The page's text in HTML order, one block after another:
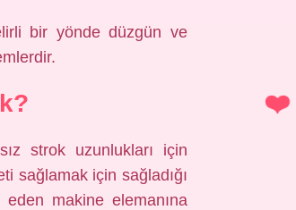
bir yönde düzgün ve
strok uzunlukları için
sağlamak için sağladığı
makine elemanına